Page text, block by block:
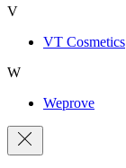
V
VT Cosmetics
W
Weprove